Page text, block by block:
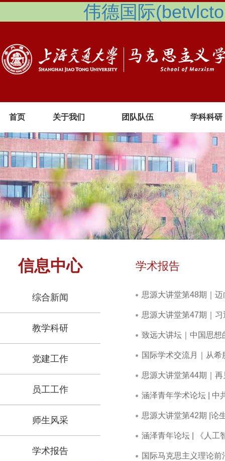
伟德国际
首页 关于我们 团队队伍 学科科研
信息中心
综合新闻
教学科研
党建工作
员工工作
师生风采
学术报告
学术报告
思源大讲堂第48期｜
思源大讲堂第47期｜
致远大讲坛｜中国思
国际学术交流月｜从
思源大讲堂第44期｜
涵泽青年学术论坛 | 中
思源大讲堂第42期 |论
涵泽青年论坛 | 《人
国际马克思主义理论前